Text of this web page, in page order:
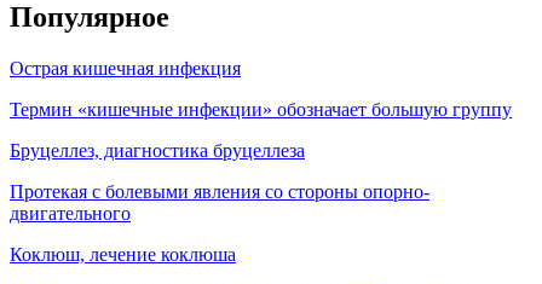
Популярное
Острая кишечная инфекция
Термин «кишечные инфекции» обозначает большую группу
Бруцеллез, диагностика бруцеллеза
Протекая с болевыми явления со стороны опорно-
двигательного
Коклюш, лечение коклюша